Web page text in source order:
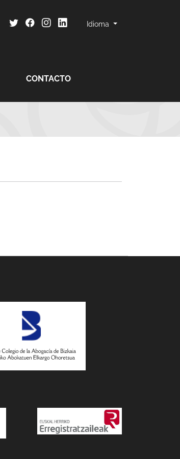
Idioma
CONTACTO